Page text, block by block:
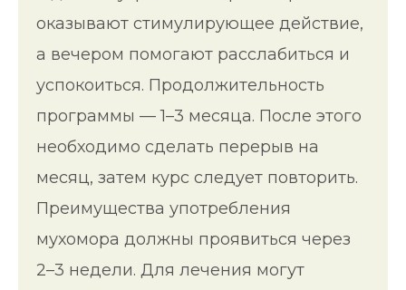
оказывают стимулирующее действие,
а вечером помогают расслабиться и
успокоиться. Продолжительность
программы — 1–3 месяца. После этого
необходимо сделать перерыв на
месяц, затем курс следует повторить.
Преимущества употребления
мухомора должны проявиться через
2–3 недели. Для лечения могут